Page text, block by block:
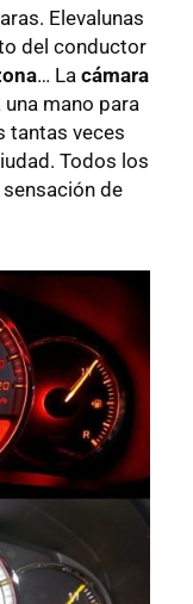
Elevalunas
del conductor
… La cámara
una mano para
tantas veces
Todos los
de